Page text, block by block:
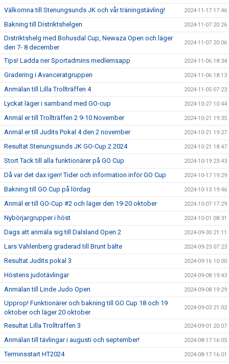
Välkomna till Stenungsunds JK och vår träningstävling! 2024-11-17 17:46
Bakning till Distriktshelgen 2024-11-07 20:26
Distriktshelg med Bohusdal Cup, Newaza Open och läger
den 7- 8 december
2024-11-07 20:06
Tips! Ladda ner Sportadmins medlemsapp 2024-11-06 18:34
Gradering i Avanceratgruppen 2024-11-06 18:13
Anmälan till Lilla Trollträffen 4 2024-11-05 07:23
Lyckat läger i samband med GO-cup 2024-10-27 10:44
Anmäl er till Trollträffen 2 9-10 November 2024-10-21 19:35
Anmäl er till Judits Pokal 4 den 2 november 2024-10-21 19:27
Resultat Stenungsunds JK GO-Cup 2 2024 2024-10-21 18:47
Stort Tack till alla funktionärer på GO Cup 2024-10-19 23:43
Då var det dax igen! Tider och information inför GO Cup 2024-10-17 19:29
Bakning till GO Cup på lördag 2024-10-13 19:46
Anmäl er till GO-Cup #2 och läger den 19-20 oktober 2024-10-07 17:29
Nybörjargrupper i höst 2024-10-01 08:31
Dags att anmäla sig till Dalsland Open 2 2024-09-30 21:11
Lars Vahlenberg graderad till Brunt bälte 2024-09-23 07:23
Resultat Judits pokal 3 2024-09-16 10:00
Höstens judotävlingar 2024-09-08 19:43
Anmälan till Linde Judo Open 2024-09-08 19:29
Upprop! Funktionärer och bakning till GO Cup 18 och 19
oktober och läger 20 oktober
2024-09-03 21:02
Resultat Lilla Trollträffen 3 2024-09-01 20:07
Anmälan till tävlingar i augusti och september! 2024-08-17 16:05
Terminsstart HT2024 2024-08-17 16:01